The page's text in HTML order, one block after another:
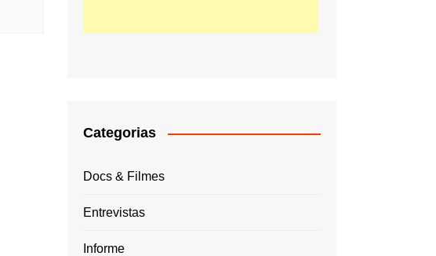
Categorias
Docs & Filmes
Entrevistas
Informe